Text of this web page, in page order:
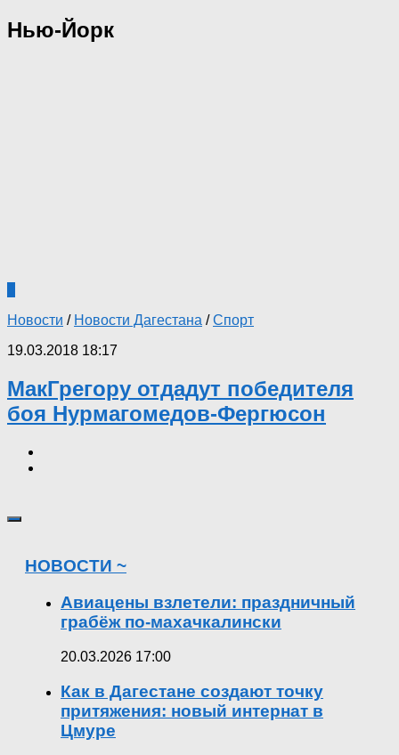
Нью-Йорк
Новости / Новости Дагестана /Спорт
19.03.2018 18:17
МакГрегору отдадут победителя
боя Нурмагомедов-Фергюсон
НОВОСТИ ~
Авиацены взлетели: праздничный
грабёж по-махачкалински
20.03.2026 17:00
Как в Дагестане создают точку
притяжения: новый интернат в
Цмуре